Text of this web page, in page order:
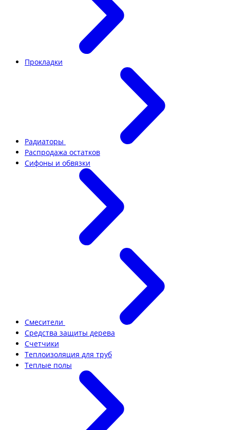
Прокладки
Радиаторы
Распродажа остатков
Сифоны и обвязки
Смесители
Средства защиты дерева
Счетчики
Теплоизоляция для труб
Теплые полы